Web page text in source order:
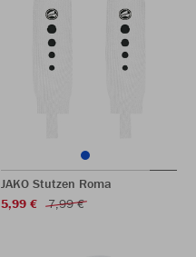
JAKO Stutzen Roma
5,99 €
7,99 €